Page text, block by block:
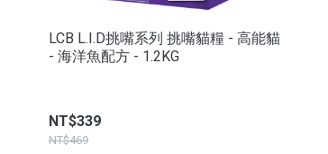
LCB L.I.D挑嘴系列 挑嘴貓糧 - 高能貓
- 海洋魚配方 - 1.2KG
NT$339
NT$469